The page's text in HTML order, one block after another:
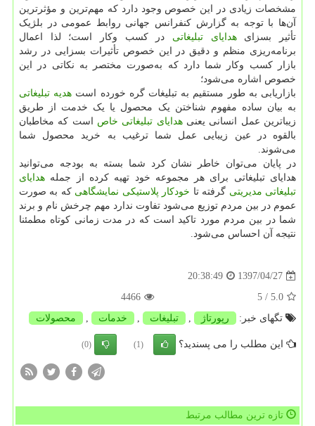
مشخصات زیادی در این خصوص وجود دارد که مهم‌ترین و مؤثرترین
آن‌ها با توجه به گزارش کنفرانس جهانی روابط عمومی در بلژیک
تأثیر بسزای هدایای تبلیغاتی در کسب وکار است؛ لذا اعمال
برنامه‌ریزی منظم و دقیق در این خصوص تأثیرات بسزایی در رشد
بازار کسب وکار شما دارد که به‌صورت مختصر به نکاتی در این
خصوص اشاره می‌شود؛
بازاریابی به طور مستقیم به تبلیغات گره خورده است هدیه تبلیغاتی
به بیان ساده مفهوم شناختن یک محصول یا یک خدمت از طریق
زیباترین عمل انسانی یعنیهدایای تبلیغاتی خاص است که مخاطبان
بالقوه در عین زیبایی عمل شما ترغیب به خرید محصول شما
می‌شوند.
در پایان می‌توان خاطر نشان کرد شما بسته به بودجه می‌توانید
هدایای تبلیغاتی برای هر مجموعه خود تهیه کرده از جمله هدایای
تبلیغاتی مدیریتی گرفته تا خودکار پلاستیکی نمایشگاهی که به صورت
عموم در بین مردم توزیع می‌شود تفاوت ندارد مهم چرخش نام و برند
شما در بین مردم مورد تاکید است که در مدت زمانی کوتاه مطمئنا
نتیجه آن احساس می‌شود.
1397/04/27
20:38:49
5.0
/ 5
4466
تگهای خبر:
رپورتاژ , تبلیغات , خدمات , محصولات
این مطلب را می پسندید؟ (1)
(0)
تازه ترین مطالب مرتبط